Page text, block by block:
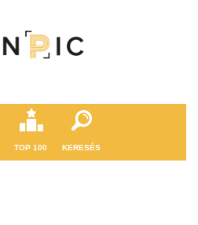
TOP 100 KERESÉS